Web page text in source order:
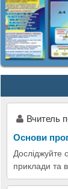
Вчитель
Основи
Досліджуйте
приклади та